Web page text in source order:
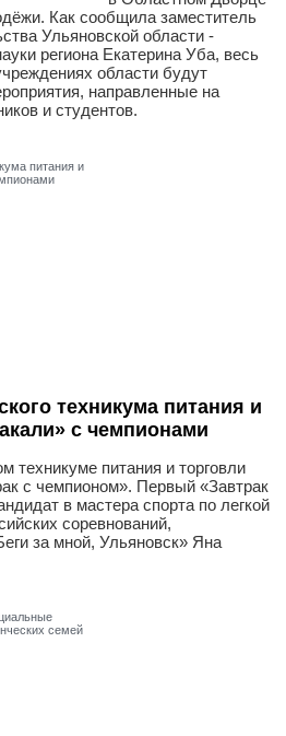
Как сообщила заместитель
Ульяновской области -
региона Екатерина Уба, весь
области будут
направленные на
и студентов.
техникума питания и
с чемпионами
техникуме питания и торговли
с чемпионом». Первый «Завтрак
в мастера спорта по легкой
соревнований,
за мной, Ульяновск» Яна